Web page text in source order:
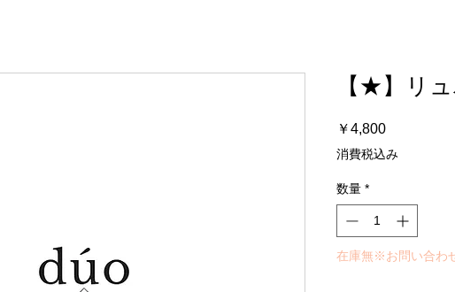
【★】リ
￥4,800価
格
消費税込み
数量 *
在庫無※お問い合わ